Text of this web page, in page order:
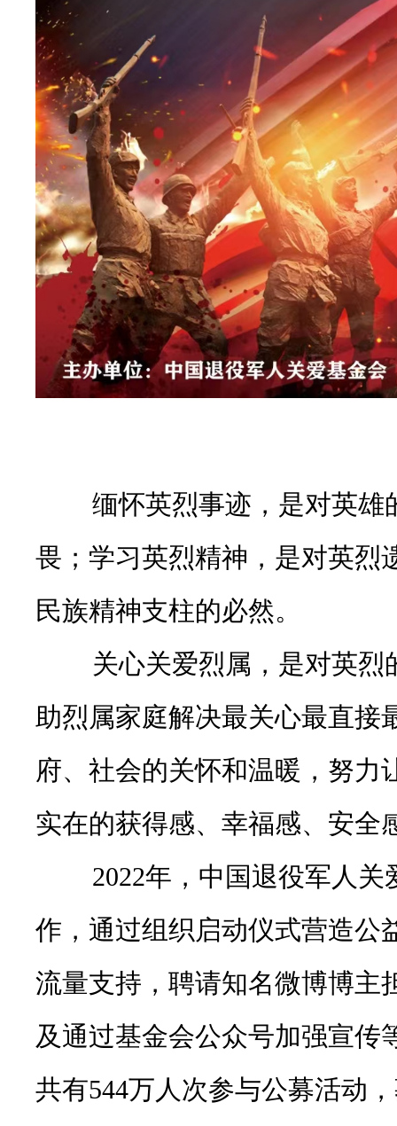
缅怀英烈事迹，是对英雄
畏；学习英烈精神，是对英烈
民族精神支柱的必然。
关心关爱烈属，是对英烈
助烈属家庭解决最关心最直接
府、社会的关怀和温暖，努力
实在的获得感、幸福感、安全
2022年，中国退役军人关
作，通过组织启动仪式营造公
流量支持，聘请知名微博博主
及通过基金会公众号加强宣传
共有544万人次参与公募活动